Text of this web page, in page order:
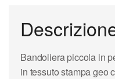
Bandoliera piccola in
in tessuto stampa geo